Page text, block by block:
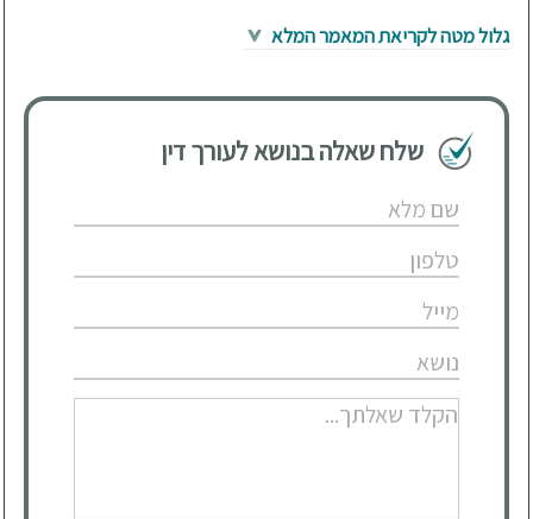
גלול מטה לקריאת המאמר המלא
שלח שאלה בנושא לעורך דין